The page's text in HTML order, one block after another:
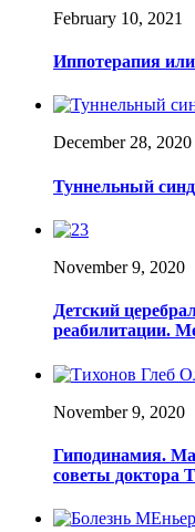
February 10, 2021
Иппотерапия
December 28, 2020
Туннельный
November 9, 2020
Детский
реабилитации.
November 9, 2020
Гиподинамия.
советы доктора